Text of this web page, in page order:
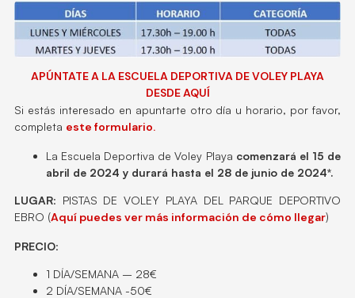
APÚNTATE A LA ESCUELA DEPORTIVA DE VOLEY PLAYA
DESDE AQUÍ
Si estás interesado en apuntarte otro día u horario, por favor,
completa este formulario.
La Escuela Deportiva de Voley Playa comenzará el 15 de
abril de 2024 y durará hasta el 28 de junio de 2024*.
LUGAR: PISTAS DE VOLEY PLAYA DEL PARQUE DEPORTIVO
EBRO (Aquí puedes ver más información de cómo llegar)
PRECIO:
1 DÍA/SEMANA – 28€
2 DÍA/SEMANA -50€